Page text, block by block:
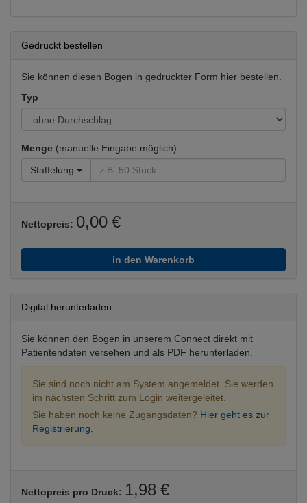
Gedruckt bestellen
Sie können diesen Bogen in gedruckter Form hier bestellen.
Typ
Menge (manuelle Eingabe möglich)
Staffelung
Nettopreis: 0,00 €
in den Warenkorb
Digital herunterladen
Sie können den Bogen in unserem Connect direkt mit
Patientendaten versehen und als PDF herunterladen.
Sie sind noch nicht am System angemeldet. Sie werden
im nächsten Schritt zum Login weitergeleitet.
Sie haben noch keine Zugangsdaten? Hier geht es zur
Registrierung.
Nettopreis pro Druck: 1,98 €